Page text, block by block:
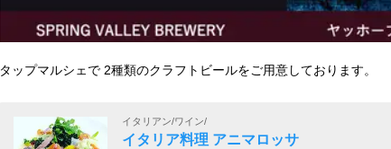
タップマルシェで 2種類のクラフトビールをご用意しております。
イタリアン/ワイン/
イタリア料理 アニマロッサ